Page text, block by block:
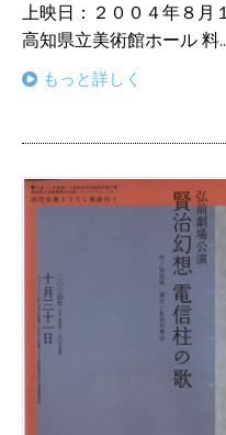
上映日：２００４年８月
高知県立美術館ホール 料
もっと詳しく